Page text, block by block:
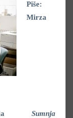
Piše:
Mirza
Sumnja